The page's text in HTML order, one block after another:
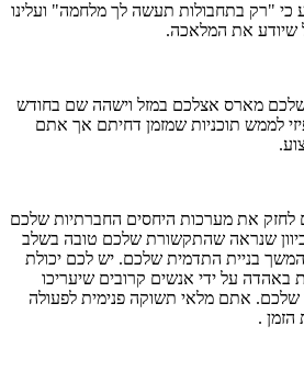
כי "רק בתחבולות תעשה לך מלחמה" ועלינו
שיודע את המלאכה.
מארס אצלכם במזל וישהה שם בחודש
לממש תוכניות שמזמן דחיתם אך אתם
לחזק את מערכות היחסים החברתיות שלכם
כיוון שנראה שהתקשורת שלכם טובה בשלב
בניית התדמית שלכם. יש לכם יכולת
באהדה על ידי אנשים קרובים שיעריכו
שלכם. אתם מלאי תשוקה פנימית לפעולה
הזמן .